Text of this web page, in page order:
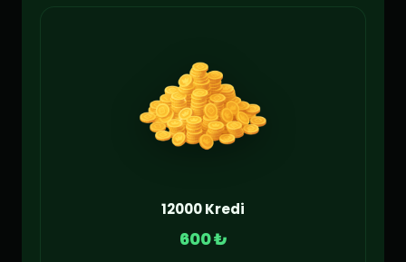
12000 Kredi
600 ₺